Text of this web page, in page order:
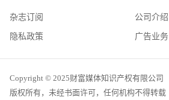
杂志订阅 公司介绍
隐私政策 广告业务
Copyright © 2025财富媒体知识产权有限公司
版权所有，未经书面许可，任何机构不得转载